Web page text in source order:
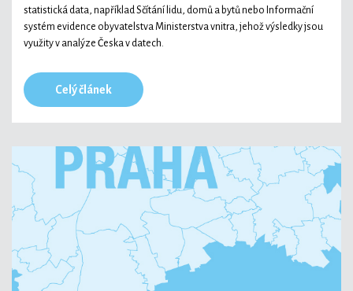
statistická data, například Sčítání lidu, domů a bytů nebo Informační
systém evidence obyvatelstva Ministerstva vnitra, jehož výsledky jsou
využity v analýze Česka v datech.
Celý článek